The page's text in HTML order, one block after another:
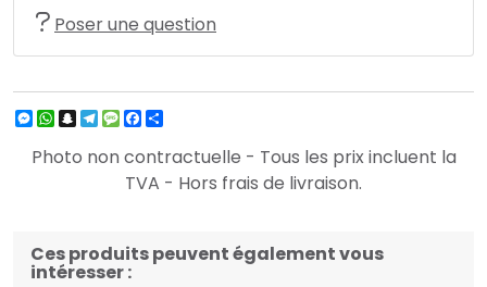
Poser une question
Messenger
WhatsApp
Snapchat
Telegram
Message
Facebook
Photo non contractuelle - Tous les prix incluent la
TVA - Hors frais de livraison.
Ces produits peuvent également vous
intéresser :